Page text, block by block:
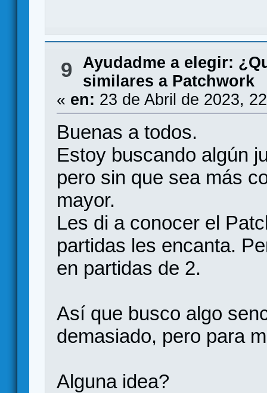
9 Ayudadme a elegir:
similares a Patchwork
« en: 23 de Abril de 2023,
Buenas a todos.
Estoy buscando algún
pero sin que sea más
mayor.
Les di a conocer el
partidas les encanta.
en partidas de 2.
Así que busco algo
demasiado, pero para
Alguna idea?